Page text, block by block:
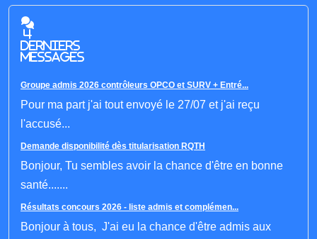
4
derniers
messages
Groupe admis 2026 contrôleurs OPCO et SURV + Entré...
Pour ma part j'ai tout envoyé le 27/07 et j'ai reçu
l'accusé...
Demande disponibilité dès titularisation RQTH
Bonjour, Tu sembles avoir la chance d'être en bonne
santé.......
Résultats concours 2026 - liste admis et complémen...
Bonjour à tous, J'ai eu la chance d'être admis aux